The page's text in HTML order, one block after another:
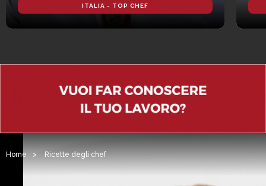
ITALIA - TOP CHEF
Home > Ricette degli chef